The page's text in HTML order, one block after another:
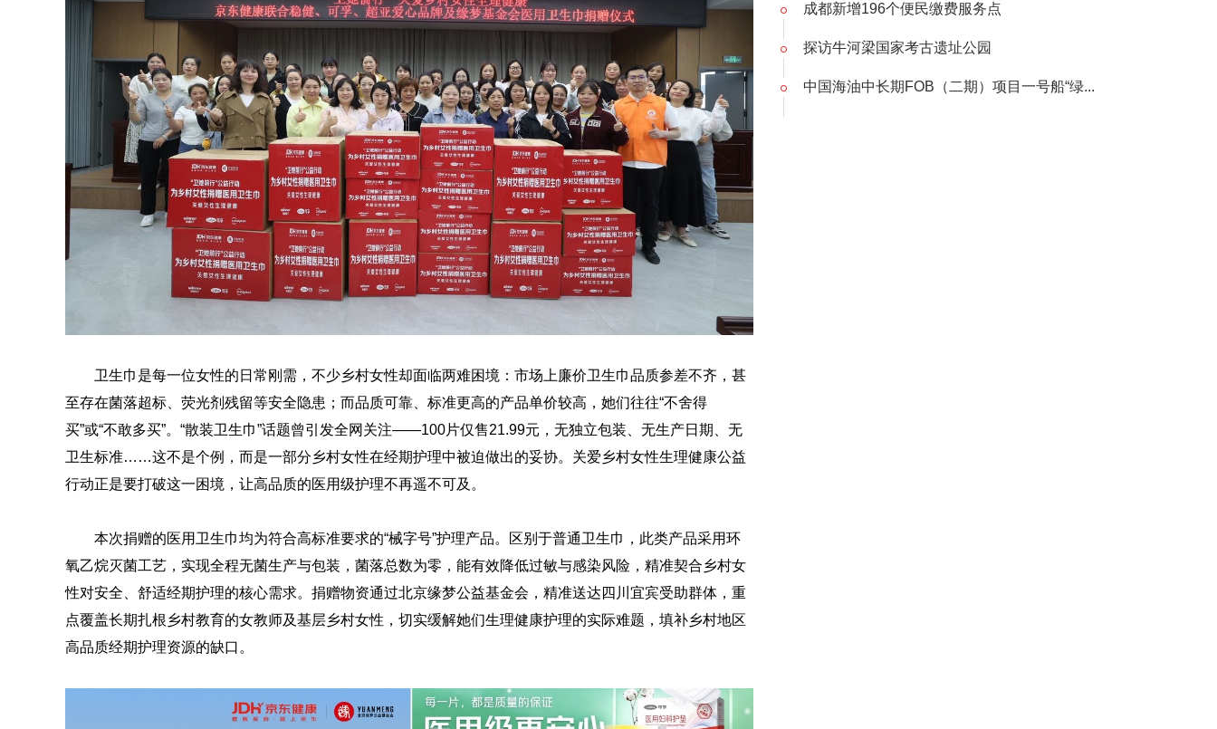
卫生巾是每一位女性的日常刚需，不少乡村女性却面临两难困境：市场上廉价卫生巾品质参差不齐，甚
至存在菌落超标、荧光剂残留等安全隐患；而品质可靠、标准更高的产品单价较高，她们往往“不舍得
买”或“不敢多买”。“散装卫生巾”话题曾引发全网关注——100片仅售21.99元，无独立包装、无生产日期、无
卫生标准……这不是个例，而是一部分乡村女性在经期护理中被迫做出的妥协。关爱乡村女性生理健康公益
行动正是要打破这一困境，让高品质的医用级护理不再遥不可及。
本次捐赠的医用卫生巾均为符合高标准要求的“械字号”护理产品。区别于普通卫生巾，此类产品采用环
氧乙烷灭菌工艺，实现全程无菌生产与包装，菌落总数为零，能有效降低过敏与感染风险，精准契合乡村女
性对安全、舒适经期护理的核心需求。捐赠物资通过北京缘梦公益基金会，精准送达四川宜宾受助群体，重
点覆盖长期扎根乡村教育的女教师及基层乡村女性，切实缓解她们生理健康护理的实际难题，填补乡村地区
高品质经期护理资源的缺口。
成都新增196个便民缴费服务点
探访牛河梁国家考古遗址公园
中国海油中长期FOB（二期）项目一号船“绿...